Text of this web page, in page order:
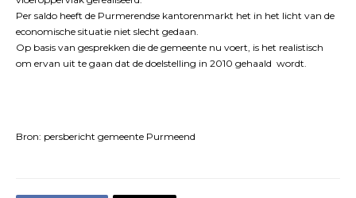
Per saldo heeft de Purmerendse kantorenmarkt het in het licht van de
economische situatie niet slecht gedaan.
Op basis van gesprekken die de gemeente nu voert, is het realistisch
om ervan uit te gaan dat de doelstelling in 2010 gehaald wordt.
Bron: persbericht gemeente Purmeend